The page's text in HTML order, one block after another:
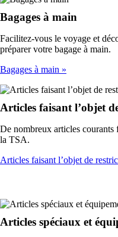
Bagages à main
Facilitez-vous le voyage et
préparer votre bagage à main.
Bagages à main
Articles faisant l’objet
De nombreux articles courants
la TSA.
Articles faisant l’objet de
Articles spéciaux et